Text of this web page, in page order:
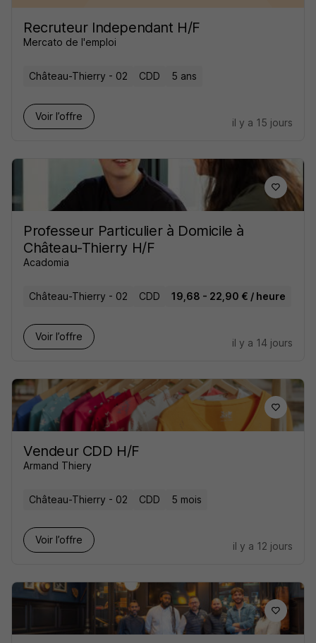
Recruteur Independant H/F
Mercato de l'emploi
Château-Thierry - 02 CDD 5 ans
Voir l’offre
il y a 15 jours
Professeur Particulier à Domicile à
Château-Thierry H/F
Acadomia
Château-Thierry - 02 CDD 19,68 - 22,90 € / heure
Voir l’offre
il y a 14 jours
Vendeur CDD H/F
Armand Thiery
Château-Thierry - 02 CDD 5 mois
Voir l’offre
il y a 12 jours